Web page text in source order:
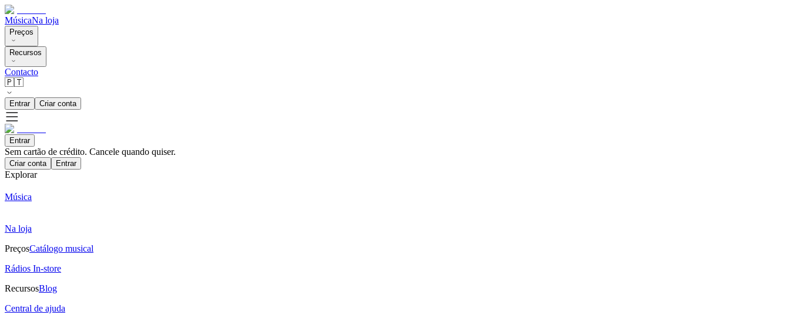
MúsicaNa loja
Preços
Recursos
Contacto
🇵🇹
Entrar Criar conta
Entrar
Sem cartão de crédito. Cancele quando quiser.
Criar conta Entrar
Explorar
Música
Na loja
PreçosCatálogo musical
Rádios In-store
RecursosBlog
Central de ajuda